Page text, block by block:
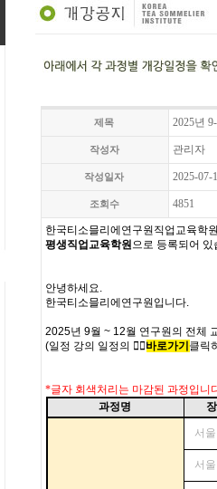
제목 2025년
작성자 관리자
작성일자 2025-07-
조회수 4851
한국티소믈리에연구원직업교육학
평생직업교육학원으로 등록되어 있
안녕하세요.
한국티 소믈리에연구원입니다.
2025년 9월 ~ 12월 연구원의 전체
(일정 강의 일정의 👉🏻바로가기 클릭
*글자 회색처리는 마감된 과정입니
과정명
서
서